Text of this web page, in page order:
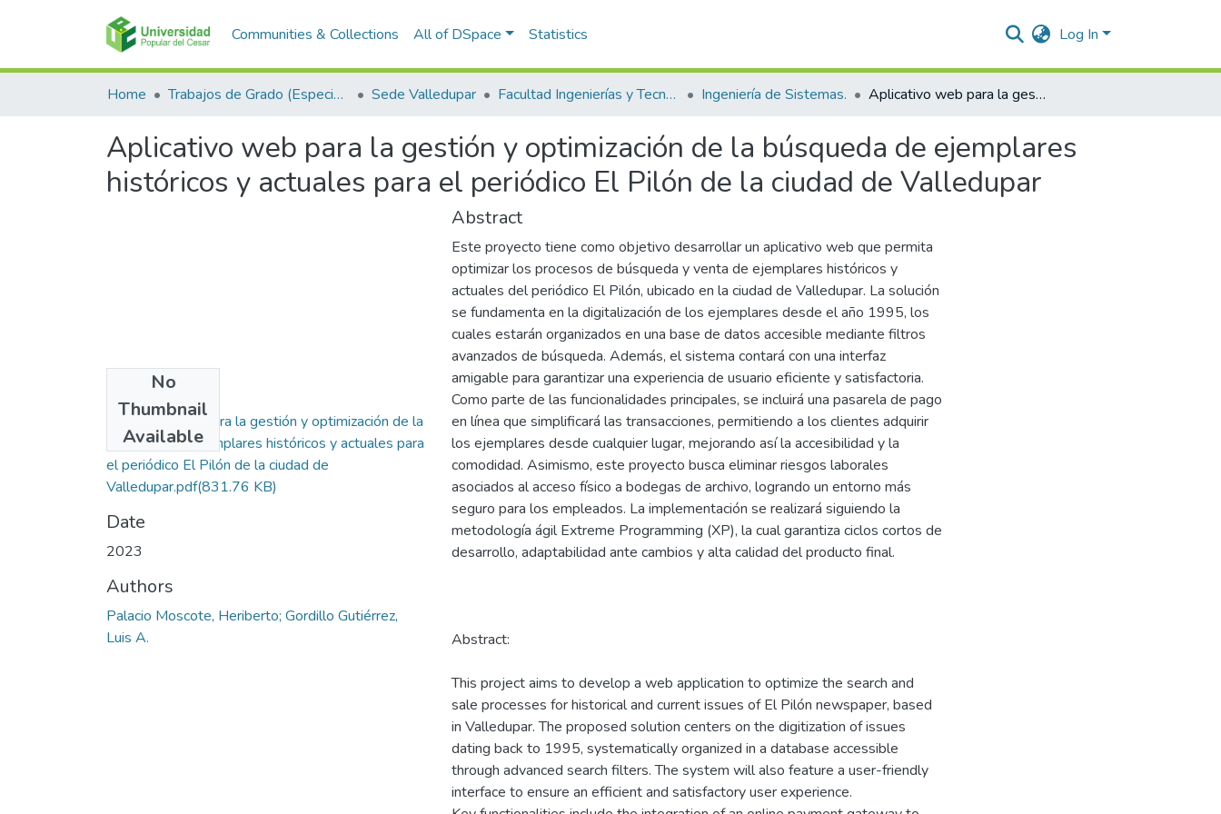
Communities & Collections All of DSpace Statistics Log In
Home Trabajos de Grado (Especializaciones y Pregrados) Sede Valledupar Facultad Ingenierías y Tecnologías Ingeniería de Sistemas. Aplicativo web para la gestión y optimización de la búsqueda de ejemplares históricos y actuales para el periódico El Pilón de la ciudad de Valledupar
Aplicativo web para la gestión y optimización de la búsqueda de ejemplares
históricos y actuales para el periódico El Pilón de la ciudad de Valledupar
No
Thumbnail
Available
Aplicativo web para la gestión y optimización de la
búsqueda de ejemplares históricos y actuales para
el periódico El Pilón de la ciudad de
Valledupar.pdf(831.76 KB)
Date
2023
Authors
Palacio Moscote, Heriberto; Gordillo Gutiérrez,
Luis A.
Abstract
Este proyecto tiene como objetivo desarrollar un aplicativo web que permita
optimizar los procesos de búsqueda y venta de ejemplares históricos y
actuales del periódico El Pilón, ubicado en la ciudad de Valledupar. La solución
se fundamenta en la digitalización de los ejemplares desde el año 1995, los
cuales estarán organizados en una base de datos accesible mediante filtros
avanzados de búsqueda. Además, el sistema contará con una interfaz
amigable para garantizar una experiencia de usuario eficiente y satisfactoria.
Como parte de las funcionalidades principales, se incluirá una pasarela de pago
en línea que simplificará las transacciones, permitiendo a los clientes adquirir
los ejemplares desde cualquier lugar, mejorando así la accesibilidad y la
comodidad. Asimismo, este proyecto busca eliminar riesgos laborales
asociados al acceso físico a bodegas de archivo, logrando un entorno más
seguro para los empleados. La implementación se realizará siguiendo la
metodología ágil Extreme Programming (XP), la cual garantiza ciclos cortos de
desarrollo, adaptabilidad ante cambios y alta calidad del producto final.
Abstract:
This project aims to develop a web application to optimize the search and
sale processes for historical and current issues of El Pilón newspaper, based
in Valledupar. The proposed solution centers on the digitization of issues
dating back to 1995, systematically organized in a database accessible
through advanced search filters. The system will also feature a user-friendly
interface to ensure an efficient and satisfactory user experience.